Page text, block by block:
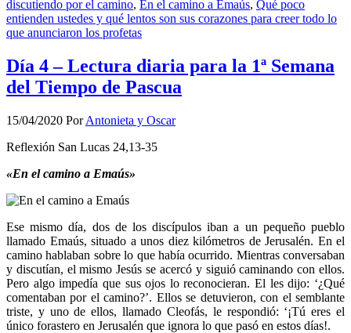
discutiendo por el camino, En el camino a Emaús, Qué poco
entienden ustedes y qué lentos son sus corazones para creer todo lo
que anunciaron los profetas
Día 4 – Lectura diaria para la 1ª Semana
del Tiempo de Pascua
15/04/2020 PorAntonieta y Oscar
Reflexión San Lucas 24,13-35
«En el camino a Emaús»
Ese mismo día, dos de los discípulos iban a un pequeño pueblo
llamado Emaús, situado a unos diez kilómetros de Jerusalén. En el
camino hablaban sobre lo que había ocurrido. Mientras conversaban
y discutían, el mismo Jesús se acercó y siguió caminando con ellos.
Pero algo impedía que sus ojos lo reconocieran. El les dijo: ‘¿Qué
comentaban por el camino?’. Ellos se detuvieron, con el semblante
triste, y uno de ellos, llamado Cleofás, le respondió: ‘¡Tú eres el
único forastero en Jerusalén que ignora lo que pasó en estos días!.